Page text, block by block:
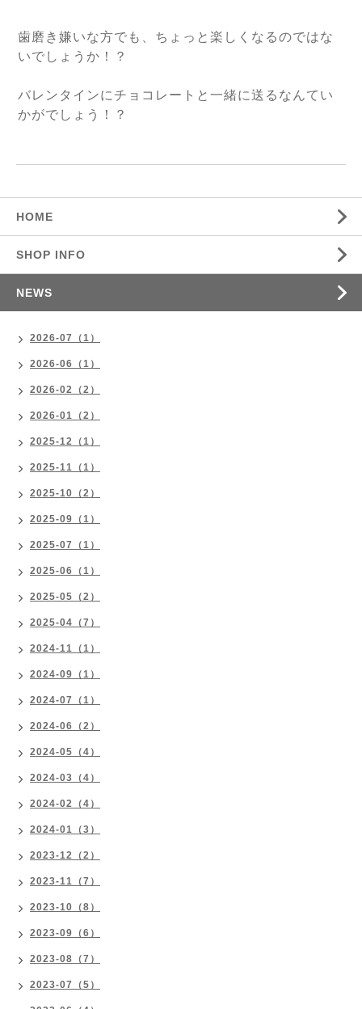
歯磨き嫌いな方でも、ちょっと楽しくなるのではな
いでしょうか！？
バレンタインにチョコレートと一緒に送るなんてい
かがでしょう！？
HOME
SHOP INFO
NEWS
2026-07（1）
2026-06（1）
2026-02（2）
2026-01（2）
2025-12（1）
2025-11（1）
2025-10（2）
2025-09（1）
2025-07（1）
2025-06（1）
2025-05（2）
2025-04（7）
2024-11（1）
2024-09（1）
2024-07（1）
2024-06（2）
2024-05（4）
2024-03（4）
2024-02（4）
2024-01（3）
2023-12（2）
2023-11（7）
2023-10（8）
2023-09（6）
2023-08（7）
2023-07（5）